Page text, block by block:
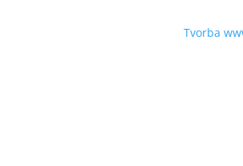
Tvorba